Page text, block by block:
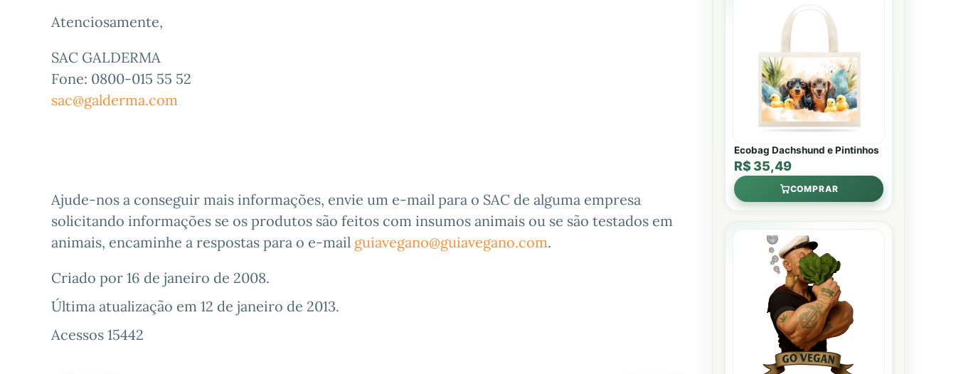
Atenciosamente,
SAC GALDERMA
Fone: 0800-015 55 52
sac@galderma.com
Ajude-nos a conseguir mais informações, envie um e-mail para o SAC de alguma empresa
solicitando informações se os produtos são feitos com insumos animais ou se são testados em
animais, encaminhe a respostas para o e-mail guiavegano@guiavegano.com.
Criado por 16 de janeiro de 2008.
Última atualização em 12 de janeiro de 2013.
Acessos 15442
Ecobag Dachshund e Pintinhos
R$ 35,49
COMPRAR